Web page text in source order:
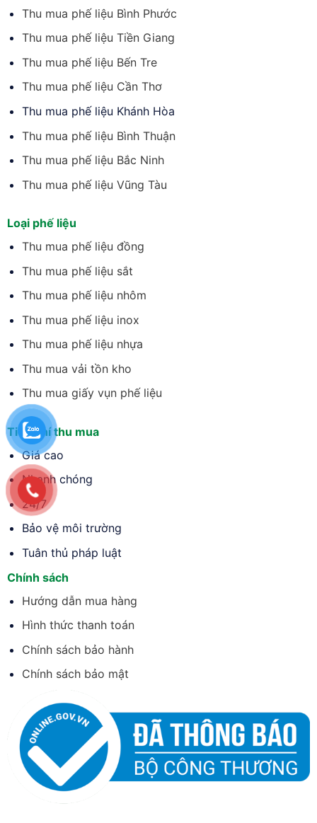
Thu mua phế liệu Bình Phước
Thu mua phế liệu Tiền Giang
Thu mua phế liệu Bến Tre
Thu mua phế liệu Cần Thơ
Thu mua phế liệu Khánh Hòa
Thu mua phế liệu Bình Thuận
Thu mua phế liệu Bắc Ninh
Thu mua phế liệu Vũng Tàu
Loại phế liệu
Thu mua phế liệu đồng
Thu mua phế liệu sắt
Thu mua phế liệu nhôm
Thu mua phế liệu inox
Thu mua phế liệu nhựa
Thu mua vải tồn kho
Thu mua giấy vụn phế liệu
Tiêu chí thu mua
Giá cao
Nhanh chóng
24/7
Bảo vệ môi trường
Tuân thủ pháp luật
Chính sách
Hướng dẫn mua hàng
Hình thức thanh toán
Chính sách bảo hành
Chính sách bảo mật